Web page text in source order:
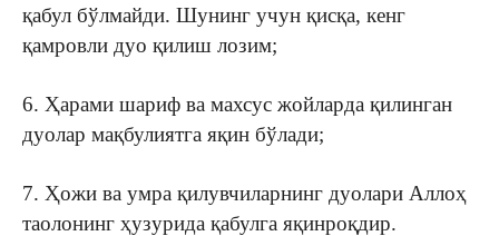
қабул бўлмайди. Шунинг учун қисқа, кенг
қамровли дуо қилиш лозим;
6. Ҳарами шариф ва махсус жойларда қилинган
дуолар мақбулиятга яқин бўлади;
7. Ҳожи ва умра қилувчиларнинг дуолари Аллоҳ
таолонинг ҳузурида қабулга яқинроқдир.